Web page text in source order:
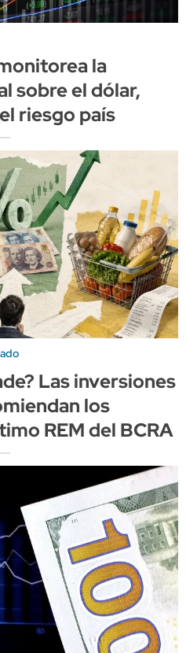
la
sobre el dólar,
riesgo país
Las inversiones
los
REM del BCRA